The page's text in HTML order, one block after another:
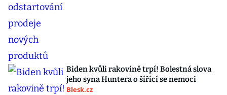
Biden kvůli rakovině trpí! Bolestná slova
jeho syna Huntera o šířící se nemoci
Blesk.cz